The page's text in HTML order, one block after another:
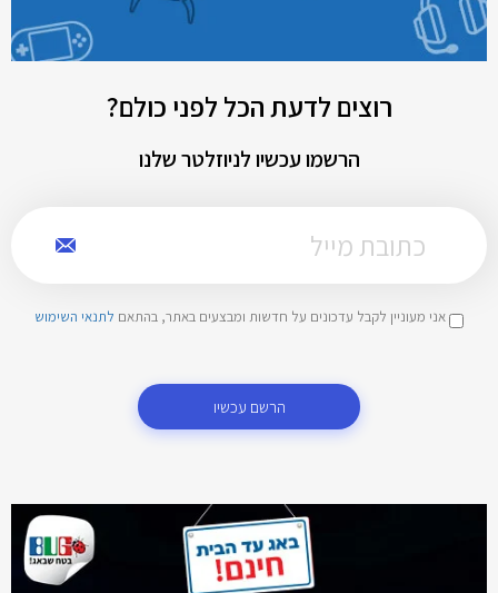
רוצים לדעת הכל לפני כולם?
הרשמו עכשיו לניוזלטר שלנו
אני מעוניין לקבל עדכונים על חדשות ומבצעים באתר, בהתאם לתנאי השימוש
הרשם עכשיו